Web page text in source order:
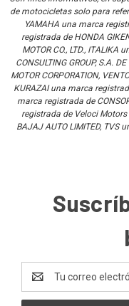
de motocicletas solo para
YAMAHA una marca
registrada de HONDA
MOTOR CO., LTD., ITALIKA
CONSULTING GROUP, S.A.
MOTOR CORPORATION,
KURAZAI una marca
marca registrada de
registrada de Veloci
BAJAJ AUTO LIMITED, TVS
de
correo